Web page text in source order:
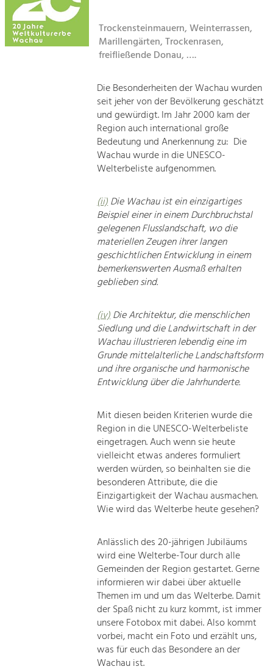
Kirchen am Fluss
Suche
Tourismus
Angebotsentwicklung und
Positionierung.
Kunst & Kultur
Handwerk, Wissenschaft und Forschung.
Soziales, Bildung &
Gleichberechtigung, Jugend und
Klimawandel, öffentlicher Verkehr und
erneuerbare Energie
Steigerung regionaler Wertschöpfung
Trockensteinmauern, Weinterrassen,
Marillengärten, Trockenrasen,
freifließende Donau, ….
Die Besonderheiten der Wachau wurden
seit jeher von der Bevölkerung geschätzt
und gewürdigt. Im Jahr 2000 kam der
Region auch international große
Bedeutung und Anerkennung zu: Die
Wachau wurde in die UNESCO-
Welterbeliste aufgenommen.
(ii)Die Wachau ist ein einzigartiges
Beispiel einer in einem Durchbruchstal
gelegenen Flusslandschaft, wo die
materiellen Zeugen ihrer langen
geschichtlichen Entwicklung in einem
bemerkenswerten Ausmaß erhalten
geblieben sind.
(iv)Die Architektur, die menschlichen
Siedlung und die Landwirtschaft in der
Wachau illustrieren lebendig eine im
Grunde mittelalterliche Landschaftsform
und ihre organische und harmonische
Entwicklung über die Jahrhunderte.
Mit diesen beiden Kriterien wurde die
Region in die UNESCO-Welterbeliste
eingetragen. Auch wenn sie heute
vielleicht etwas anderes formuliert
werden würden, so beinhalten sie die
besonderen Attribute, die die
Einzigartigkeit der Wachau ausmachen.
Wie wird das Welterbe heute gesehen?
Anlässlich des 20-jährigen Jubiläums
wird eine Welterbe-Tour durch alle
Gemeinden der Region gestartet. Gerne
informieren wir dabei über aktuelle
Themen im und um das Welterbe. Damit
der Spaß nicht zu kurz kommt, ist immer
unsere Fotobox mit dabei. Also kommt
vorbei, macht ein Foto und erzählt uns,
was für euch das Besondere an der
Wachau ist.